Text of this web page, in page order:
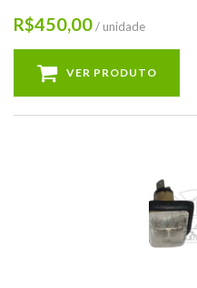
R$450,00/ unidade
VER PRODUTO